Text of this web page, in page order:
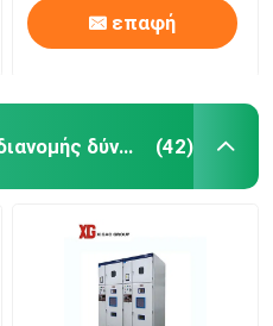
επαφή
Μηχανισμός διανομής διανομής δύναμης (42)